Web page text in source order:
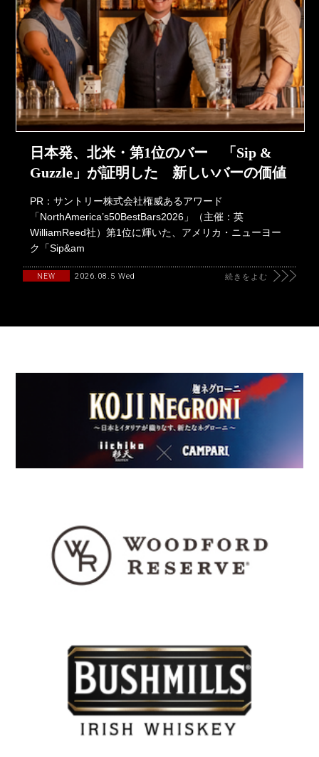
日本発、北米・第1位のバー 「Sip &
Guzzle」が証明した 新しいバーの価値
PR：サントリー株式会社権威あるアワード
「NorthAmerica’s50BestBars2026」（主催：英
WilliamReed社）第1位に輝いた、アメリカ・ニューヨー
ク「Sip&am
NEW 2026.08.5 Wed 続きをよむ